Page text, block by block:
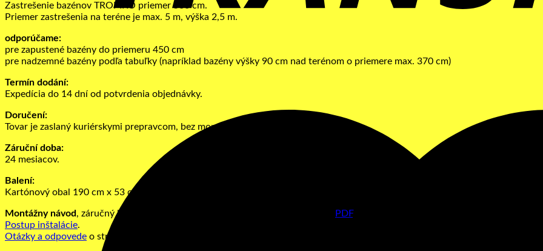
Zastrešenie bazénov TROPIKO priemer 500 cm.
Priemer zastrešenia na teréne je max. 5 m, výška 2,5 m.
odporúčame:
pre zapustené bazény do priemeru 450 cm
pre nadzemné bazény podľa tabuľky (napríklad bazény výšky 90 cm nad terénom o priemere max. 370 cm)
Termín dodání:
Expedícia do 14 dní od potvrdenia objednávky.
Doručení:
Tovar je zaslaný kuriérskymi prepravcom, bez montáže.
Záruční doba:
24 mesiacov.
Balení:
Kartónový obal 190 cm x 53 cm x 20 cm, hmotnosť 42 kg.
Montážny návod, záručný list a prevádzkové pokyny na stiahnutie vo formáte PDF.
Postup inštalácie.
Otázky a odpovede o strešnej krytine TROPIKO.